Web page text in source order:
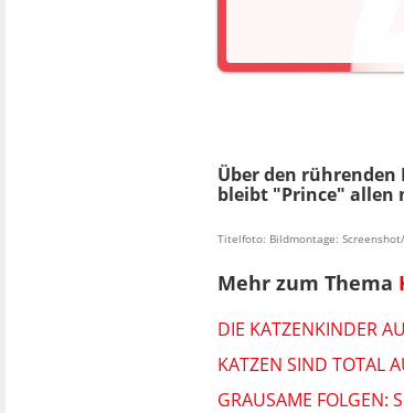
Über den
bleibt "Prince" allen
Titelfoto: Bildmontage:
Mehr zum Thema
DIE KATZENKINDER
KATZEN SIND TOTAL
GRAUSAME FOLGEN: